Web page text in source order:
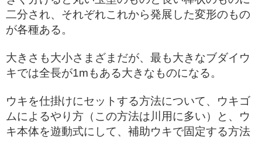
二分され、それぞれこれから発展した変形のもの
が各種ある。
大きさも大小さまざまだが、最も大きなブダイウ
キでは全長が1mもある大きなものになる。
ウキを仕掛けにセットする方法について、ウキゴ
ムによるやり方（この方法は川用に多い）と、ウ
キ本体を遊動式にして、補助ウキで固定する方法